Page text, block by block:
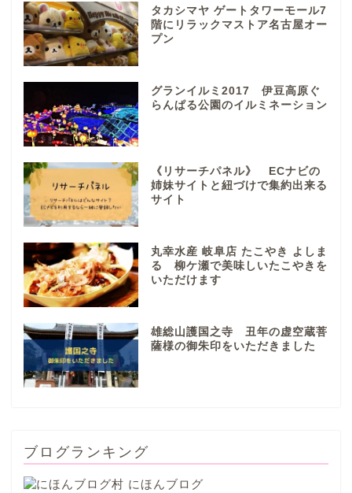
タカシマヤ ゲートタワーモール7
階にリラックマストア名古屋オー
プン
グランイルミ2017 伊豆高原ぐ
らんぱる公園のイルミネーション
《リサーチパネル》 ECナビの
姉妹サイトと紐づけで集約出来る
サイト
丸幸水産 岐阜店 たこやき よしま
る 柳ケ瀬で美味しいたこやきを
いただけます
雄総山護国之寺 丑年の虚空蔵菩
薩様の御朱印をいただきました
ブログランキング
ぎふまるけとは。
ぎふまるけ内の記事と写真
（画像）＆掲載情報につい
岐阜地域
各務原市
山県市